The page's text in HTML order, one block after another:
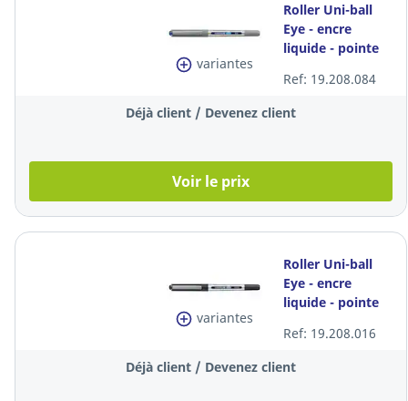
variantes
Roller Uni-ball
Eye - encre
liquide - pointe
Ref: 19.208.084
Déjà client / Devenez client
Voir le prix
variantes
Roller Uni-ball
Eye - encre
liquide - pointe
Ref: 19.208.016
Déjà client / Devenez client